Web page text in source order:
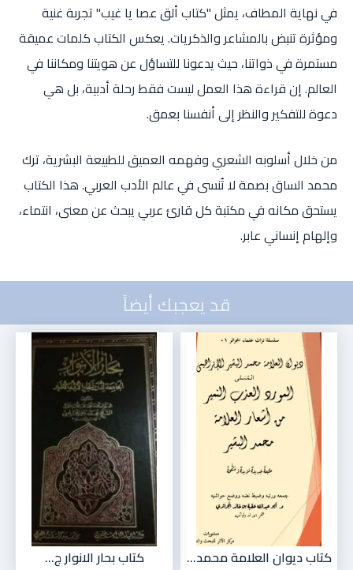
في نهاية المطاف، يمثل "كتاب ألق عصا يا غيب" تجربة غنية
ومؤثرة تنبض بالمشاعر والذكريات. يعكس الكتاب كلمات عميقة
مستمرة في ذواتنا، حيث يدعونا للتساؤل عن هويتنا ومكاننا في
العالم. إن قراءة هذا العمل ليست فقط رحلة أدبية، بل هي
دعوة للتفكير والنظر إلى أنفسنا بعمق.
من خلال أسلوبه الشعري وفهمه العميق للطبيعة البشرية، ترك
محمد الساق بصمة لا تُنسى في عالم الأدب العربي. هذا الكتاب
يستحق مكانه في مكتبة كل قارئ عربي يبحث عن معنى، انتماء،
وإلهام إنساني عابر.
قد يعجبك أيضاً
كتاب ديوان العلامة محمد... كتاب بحار الانوار ج...